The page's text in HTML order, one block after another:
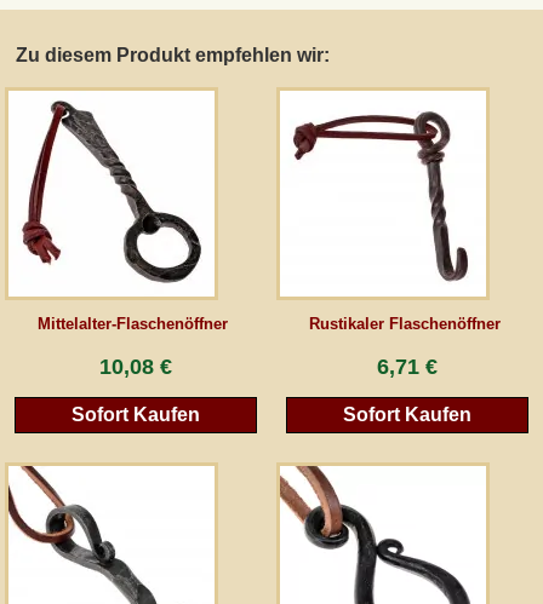
Zu diesem Produkt empfehlen wir:
Mittelalter-Flaschenöffner
10,08 €
Sofort Kaufen
Rustikaler Flaschenöffner
6,71 €
Sofort Kaufen
Widerrufsrecht
Anfertigung von Museumsrepliken
Mittelalter-Großhandel
Newsletter
Vertrag wiederrufen
*Alle Preise inkl. MwSt., inkl. Verpackungskosten, zggl. Versandkosten und zzgl.